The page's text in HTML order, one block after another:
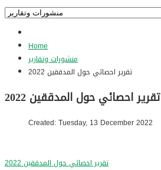
Home
منشورات وتقارير
تقرير احصائي حول المدققين 2022
تقرير احصائي حول المدققين 2022
Created: Tuesday, 13 December 2022
تقرير احصائي حول المدققين2022